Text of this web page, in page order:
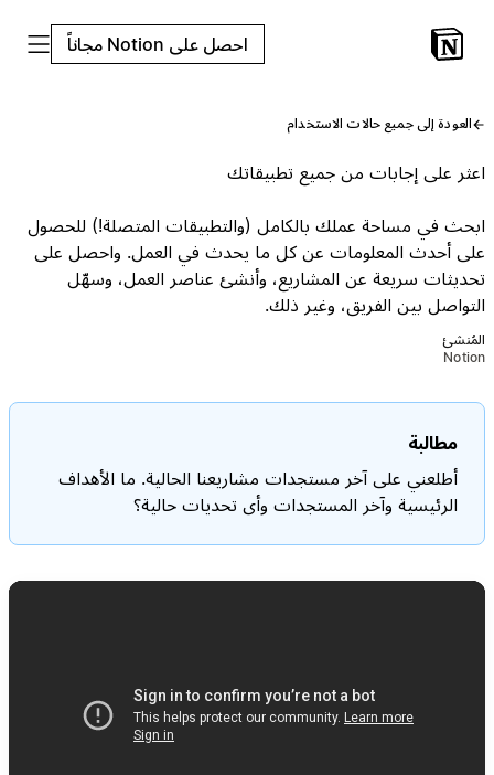
احصل على Notion مجاناً
العودة إلى جميع حالات الاستخدام
اعثر على إجابات من جميع تطبيقاتك
ابحث في مساحة عملك بالكامل (والتطبيقات المتصلة!) للحصول
على أحدث المعلومات عن كل ما يحدث في العمل. واحصل على
تحديثات سريعة عن المشاريع، وأنشئ عناصر العمل، وسهّل
التواصل بين الفريق، وغير ذلك.
المُنشئ
Notion
مطالبة
أطلعني على آخر مستجدات مشاريعنا الحالية. ما الأهداف
الرئيسية وآخر المستجدات وأي تحديات حالية؟